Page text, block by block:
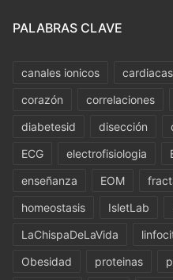
PALABRAS CLAVE
canales ionicos cardiacas
corazón
correlaciones
diabetesid
disección
ECG
electrofisiologia
enseñanza
EOM
homeostasis
IsletLab
LaChispaDeLaVida
Obesidad
proteinas